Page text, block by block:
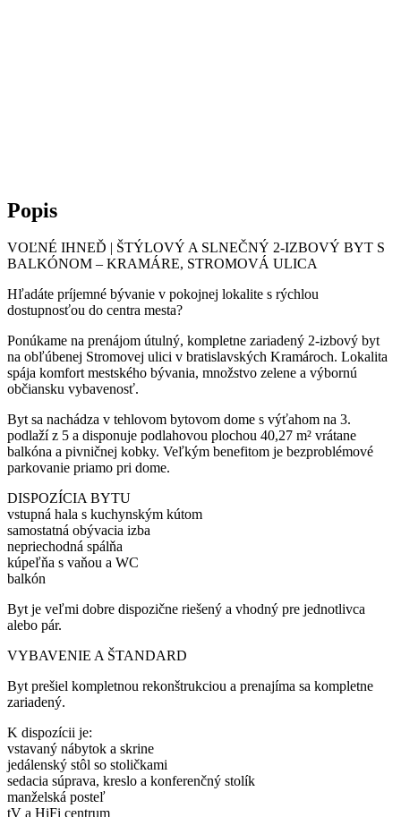
Popis
VOĽNÉ IHNEĎ | ŠTÝLOVÝ A SLNEČNÝ 2-IZBOVÝ BYT S
BALKÓNOM – KRAMÁRE, STROMOVÁ ULICA
Hľadáte príjemné bývanie v pokojnej lokalite s rýchlou
dostupnosťou do centra mesta?
Ponúkame na prenájom útulný, kompletne zariadený 2-izbový byt
na obľúbenej Stromovej ulici v bratislavských Kramároch. Lokalita
spája komfort mestského bývania, množstvo zelene a výbornú
občiansku vybavenosť.
Byt sa nachádza v tehlovom bytovom dome s výťahom na 3.
podlaží z 5 a disponuje podlahovou plochou 40,27 m² vrátane
balkóna a pivničnej kobky. Veľkým benefitom je bezproblémové
parkovanie priamo pri dome.
DISPOZÍCIA BYTU
vstupná hala s kuchynským kútom
samostatná obývacia izba
nepriechodná spálňa
kúpeľňa s vaňou a WC
balkón
Byt je veľmi dobre dispozične riešený a vhodný pre jednotlivca
alebo pár.
VYBAVENIE A ŠTANDARD
Byt prešiel kompletnou rekonštrukciou a prenajíma sa kompletne
zariadený.
K dispozícii je:
vstavaný nábytok a skrine
jedálenský stôl so stoličkami
sedacia súprava, kreslo a konferenčný stolík
manželská posteľ
tV a HiFi centrum